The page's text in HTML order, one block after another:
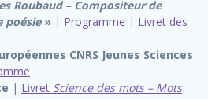
Roubaud – Compositeur de
poésie» | Programme | Livret des
CNRS Jeunes Sciences
| Livret Science des mots – Mots